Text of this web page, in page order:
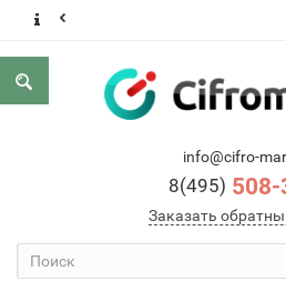
info@cifro-
8(495)
Заказать